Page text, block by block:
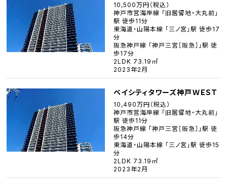
10,500万円（税込）
神戸市営海岸線 「旧居留地・大丸前」
駅 徒歩11分
東海道・山陽本線 「三ノ宮」駅 徒歩17
分
阪急神戸線 「神戸三宮［阪急］」駅 徒
歩17分
2LDK 73.19㎡
2023年2月
ベイシティタワーズ神戸ＷＥＳＴ
10,490万円（税込）
神戸市営海岸線 「旧居留地・大丸前」
駅 徒歩11分
阪急神戸線 「神戸三宮［阪急］」駅 徒
歩14分
東海道・山陽本線 「三ノ宮」駅 徒歩15
分
2LDK 73.19㎡
2023年2月